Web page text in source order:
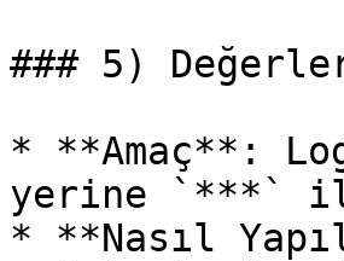
### 5)
* **Amaç**:
yerine `***`
* **Nasıl